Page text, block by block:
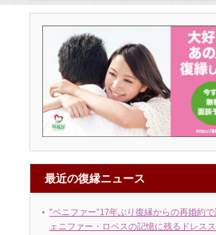
最近の復縁ニュース
”ベニファー”17年ぶり復縁からの再婚約
ェニファー・ロペスの記憶に残るドレス